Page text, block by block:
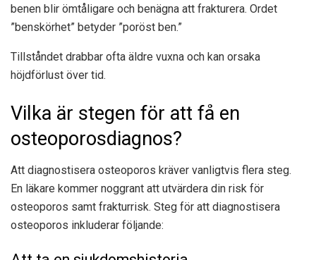
benen blir ömtåligare och benägna att frakturera. Ordet
”benskörhet” betyder ”poröst ben.”
Tillståndet drabbar ofta äldre vuxna och kan orsaka
höjdförlust över tid.
Vilka är stegen för att få en
osteoporosdiagnos?
Att diagnostisera osteoporos kräver vanligtvis flera steg.
En läkare kommer noggrant att utvärdera din risk för
osteoporos samt frakturrisk. Steg för att diagnostisera
osteoporos inkluderar följande: